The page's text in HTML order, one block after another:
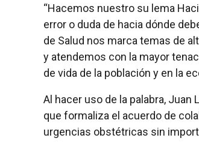
“Hacemos nuestro su lema
error o duda de hacia dónde
de Salud nos marca temas de
y atendemos con la mayor
de vida de la población y en la
Al hacer uso de la palabra, Juan
que formaliza el acuerdo de
urgencias obstétricas sin